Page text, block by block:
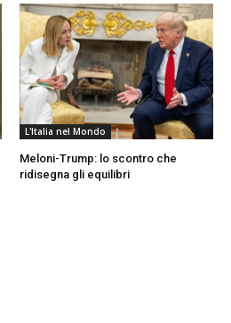
L'Italia nel Mondo
Meloni-Trump: lo scontro che
ridisegna gli equilibri